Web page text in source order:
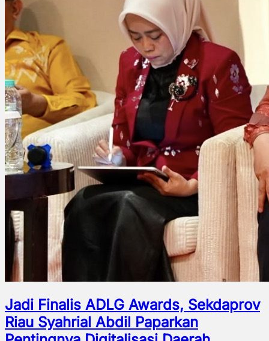
Jadi Finalis ADLG Awards, Sekdaprov
Riau Syahrial Abdil Paparkan